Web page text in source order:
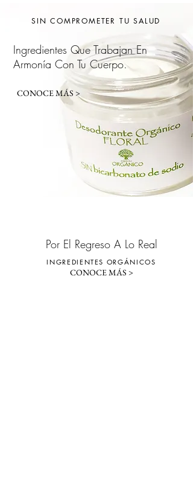
SIN COMPROMETER TU SALUD
Ingredientes Que Trabajan En
Armonía Con Tu Cuerpo.
CONOCE MÁS >
Por El Regreso A Lo Real
INGREDIENTES ORGÁNICOS
CONOCE MÁS >